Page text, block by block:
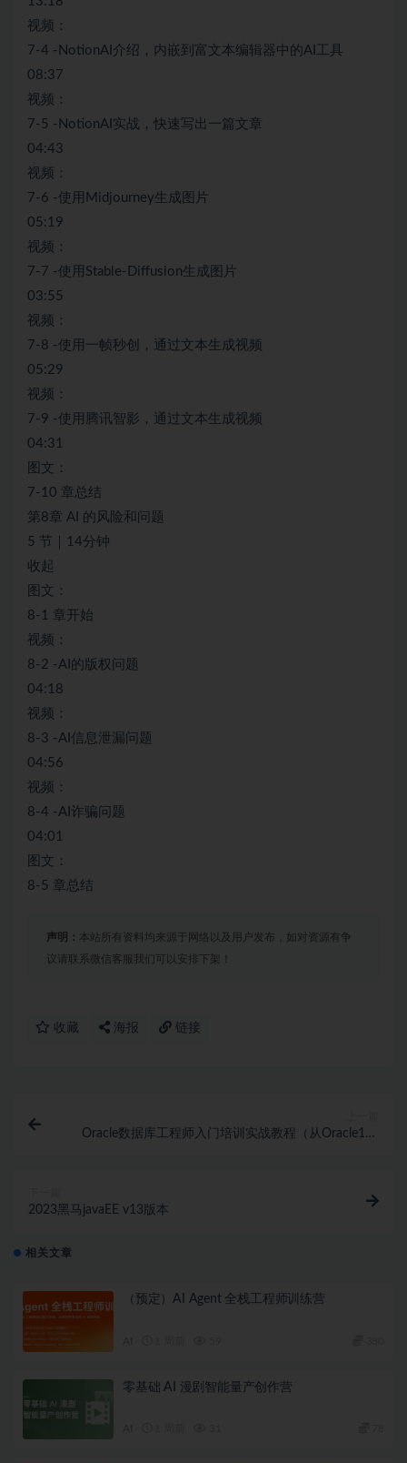
视频：
7-4 -NotionAI介绍，内嵌到富文本编辑器中的AI工具
08:37
视频：
7-5 -NotionAI实战，快速写出一篇文章
04:43
视频：
7-6 -使用Midjourney生成图片
05:19
视频：
7-7 -使用Stable-Diffusion生成图片
03:55
视频：
7-8 -使用一帧秒创，通过文本生成视频
05:29
视频：
7-9 -使用腾讯智影，通过文本生成视频
04:31
图文：
7-10 章总结
第8章 AI 的风险和问题
5 节｜14分钟
收起
图文：
8-1 章开始
视频：
8-2 -AI的版权问题
04:18
视频：
8-3 -AI信息泄漏问题
04:56
视频：
8-4 -AI诈骗问题
04:01
图文：
8-5 章总结
声明： 本站所有资料均来源于网络以及用户发布，如对资源有争
议请联系微信客服我们可以安排下架！
收藏 海报 链接
Oracle数据库工程师入门培训实战教程（从Oracle11g
2023黑马javaEE v13版本
相关文章
（预定）AI Agent 全栈工程师训练营
零基础 AI 漫剧智能量产创作营